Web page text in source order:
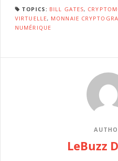
TOPICS: BILL GATES,
VIRTUELLE, MONNAIE
NUMÉRIQUE
LeBuzz